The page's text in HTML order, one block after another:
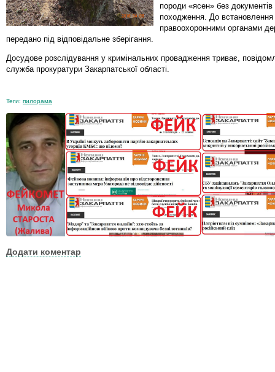
породи «ясен» без документів
походження. До встановлення
правоохоронними органами
передано під відповідальне зберігання.
Досудове розслідування у кримінальних провадження триває,
служба прокуратури Закарпатської області.
Теги: пилорама
Додати коментар